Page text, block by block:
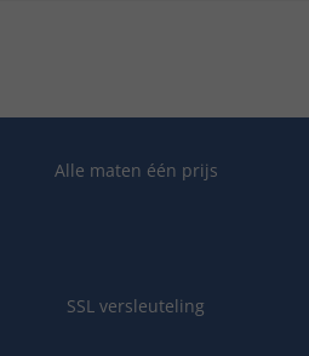
Alle maten één prijs
SSL versleuteling